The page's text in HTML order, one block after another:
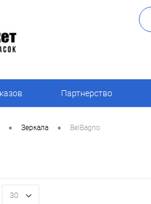
Партнерство
• Зеркала • BelBagno
30